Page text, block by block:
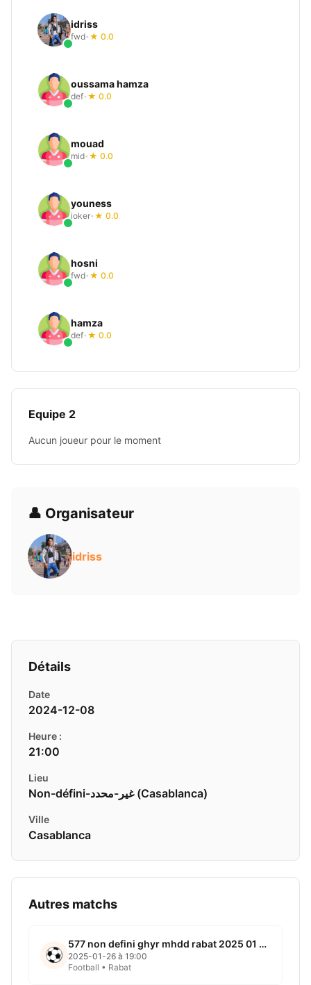
idriss
fwd• ★ 0.0
oussama hamza
def• ★ 0.0
mouad
mid• ★ 0.0
youness
joker• ★ 0.0
hosni
fwd• ★ 0.0
hamza
def• ★ 0.0
Equipe 2
Aucun joueur pour le moment
👤 Organisateur
idriss
Détails
Date
2024-12-08
Heure :
21:00
Lieu
Non-défini-غير-محدد ( Casablanca)
Ville
Casablanca
Autres matchs
577 non defini ghyr mhdd rabat 2025 01 26
2025-01-26 à 19:00
Football • Rabat